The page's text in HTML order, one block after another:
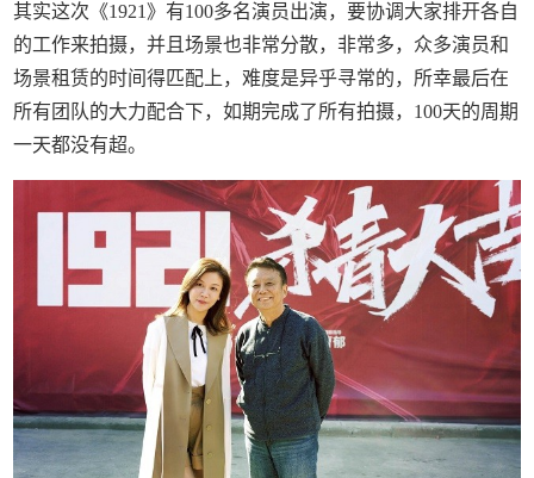
其实这次《1921》有100多名演员出演，要协调大家排开各自
的工作来拍摄，并且场景也非常分散，非常多，众多演员和
场景租赁的时间得匹配上，难度是异乎寻常的，所幸最后在
所有团队的大力配合下，如期完成了所有拍摄，100天的周期
一天都没有超。